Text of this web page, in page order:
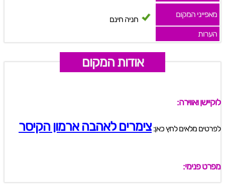
מאפייני המקום
חניה חינם
הערות
אודות המקום
לוקיישן ואווירה:
לפרטים מלאים לחץ כאן:צימרים לאהבה ארמון הקיסר
מפרט פנימי: